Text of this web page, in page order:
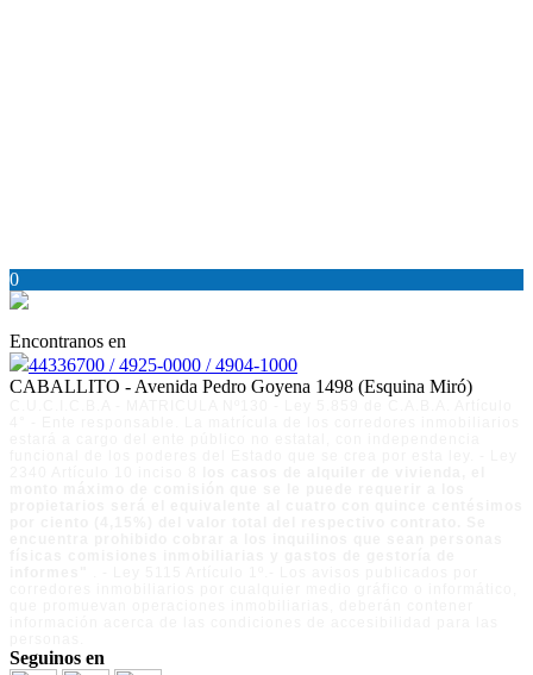
0
Encontranos en
44336700 / 4925-0000 / 4904-1000
CABALLITO - Avenida Pedro Goyena 1498 (Esquina Miró)
Seguinos en